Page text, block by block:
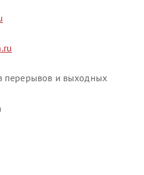
перерывов и выходных